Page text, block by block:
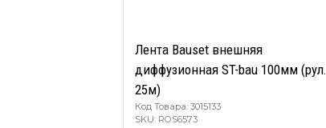
Лента Bauset внешняя
диффузионная ST-bau 100мм (рул.
25м)
Код Товара: 3015133
SKU: ROS6573